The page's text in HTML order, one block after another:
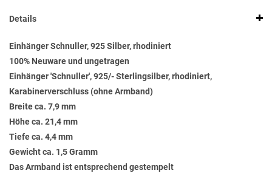
Details
Einhänger Schnuller, 925 Silber, rhodiniert
100% Neuware und ungetragen
Einhänger 'Schnuller', 925/- Sterlingsilber, rhodiniert,
Karabinerverschluss (ohne Armband)
Breite ca. 7,9 mm
Höhe ca. 21,4 mm
Tiefe ca. 4,4 mm
Gewicht ca. 1,5 Gramm
Das Armband ist entsprechend gestempelt